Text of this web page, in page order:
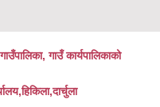
गाउँ कार्यपालिकाको